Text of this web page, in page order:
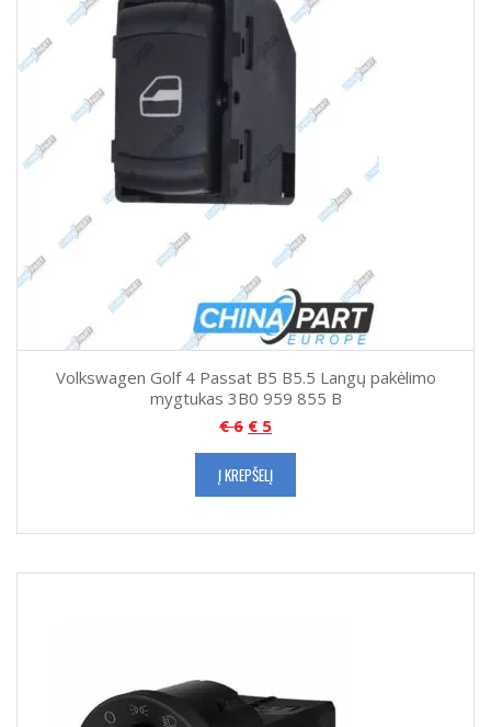
Volkswagen Golf 4 Passat B5 B5.5 Langų pakėlimo
mygtukas 3B0 959 855 B
€6 € 5
Į KREPŠELĮ